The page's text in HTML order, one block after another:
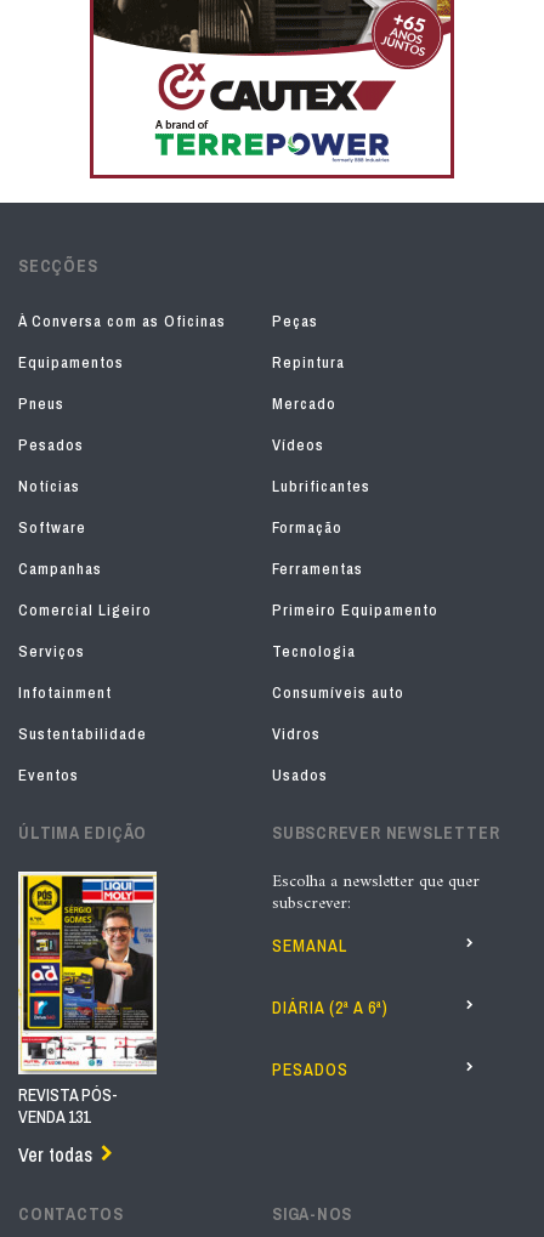
SECÇÕES
À Conversa com as Oficinas
Peças
Equipamentos
Repintura
Pneus
Mercado
Pesados
Vídeos
Notícias
Lubrificantes
Software
Formação
Campanhas
Ferramentas
Comercial Ligeiro
Primeiro Equipamento
Serviços
Tecnologia
Infotainment
Consumíveis auto
Sustentabilidade
Vidros
Eventos
Usados
ÚLTIMA EDIÇÃO
REVISTA PÓS-
VENDA 131
Ver todas
SUBSCREVER NEWSLETTER
Escolha a newsletter que quer
subscrever:
SEMANAL
DIÁRIA (2ª A 6ª)
PESADOS
CONTACTOS SIGA-NOS